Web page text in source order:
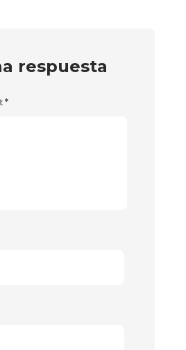
respuesta
*